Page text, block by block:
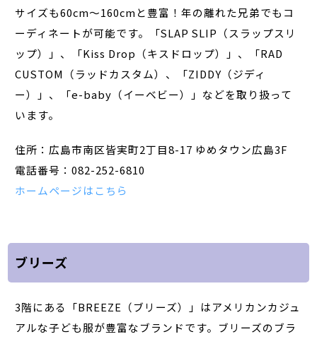
サイズも60cm～160cmと豊富！年の離れた兄弟でもコ
ーディネートが可能です。「SLAP SLIP（スラップスリ
ップ）」、「Kiss Drop（キスドロップ）」、「RAD
CUSTOM（ラッドカスタム）、「ZIDDY（ジディ
ー）」、「e-baby（イーベビー）」などを取り扱って
います。
住所：広島市南区皆実町2丁目8-17 ゆめタウン広島3F
電話番号：082-252-6810
ホームページはこちら
ブリーズ
3階にある「BREEZE（ブリーズ）」はアメリカンカジュ
アルな子ども服が豊富なブランドです。ブリーズのブラ